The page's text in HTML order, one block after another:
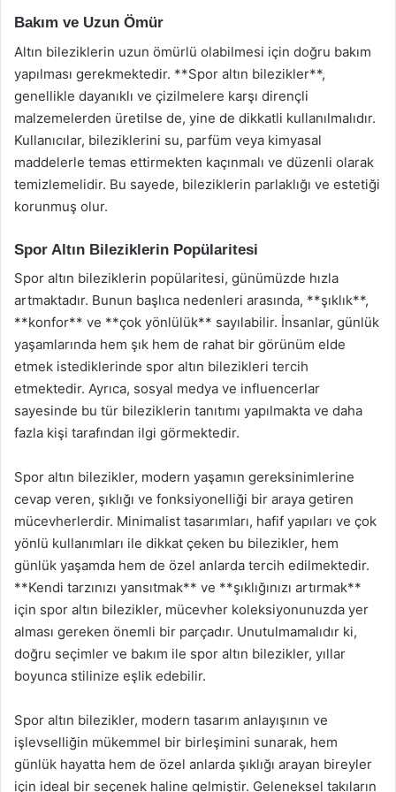
Bakım ve Uzun Ömür
Altın bileziklerin uzun ömürlü olabilmesi için doğru bakım
yapılması gerekmektedir. **Spor altın bilezikler**,
genellikle dayanıklı ve çizilmelere karşı dirençli
malzemelerden üretilse de, yine de dikkatli kullanılmalıdır.
Kullanıcılar, bileziklerini su, parfüm veya kimyasal
maddelerle temas ettirmekten kaçınmalı ve düzenli olarak
temizlemelidir. Bu sayede, bileziklerin parlaklığı ve estetiği
korunmuş olur.
Spor Altın Bileziklerin Popülaritesi
Spor altın bileziklerin popülaritesi, günümüzde hızla
artmaktadır. Bunun başlıca nedenleri arasında, **şıklık**,
**konfor** ve **çok yönlülük** sayılabilir. İnsanlar, günlük
yaşamlarında hem şık hem de rahat bir görünüm elde
etmek istediklerinde spor altın bilezikleri tercih
etmektedir. Ayrıca, sosyal medya ve influencerlar
sayesinde bu tür bileziklerin tanıtımı yapılmakta ve daha
fazla kişi tarafından ilgi görmektedir.
Spor altın bilezikler, modern yaşamın gereksinimlerine
cevap veren, şıklığı ve fonksiyonelliği bir araya getiren
mücevherlerdir. Minimalist tasarımları, hafif yapıları ve çok
yönlü kullanımları ile dikkat çeken bu bilezikler, hem
günlük yaşamda hem de özel anlarda tercih edilmektedir.
**Kendi tarzınızı yansıtmak** ve **şıklığınızı artırmak**
için spor altın bilezikler, mücevher koleksiyonunuzda yer
alması gereken önemli bir parçadır. Unutulmamalıdır ki,
doğru seçimler ve bakım ile spor altın bilezikler, yıllar
boyunca stilinize eşlik edebilir.
Spor altın bilezikler, modern tasarım anlayışının ve
işlevselliğin mükemmel bir birleşimini sunarak, hem
günlük hayatta hem de özel anlarda şıklığı arayan bireyler
için ideal bir seçenek haline gelmiştir. Geleneksel takıların